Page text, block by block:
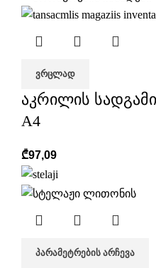
ᲕᲠᲪᲚᲐᲓ
აკრილის
A4
₾97,09
ᲞᲐᲠᲐᲛᲔᲢᲠᲔᲑᲘᲡ ᲐᲠᲩᲔᲕᲐ